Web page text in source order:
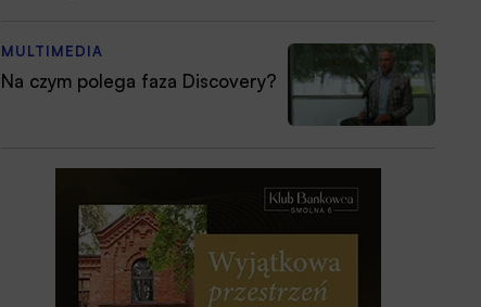
MULTIMEDIA
Na czym polega faza Discovery?